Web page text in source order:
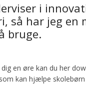
i
så har jeg en
bruge.
en øre kan du her
kan hjælpe